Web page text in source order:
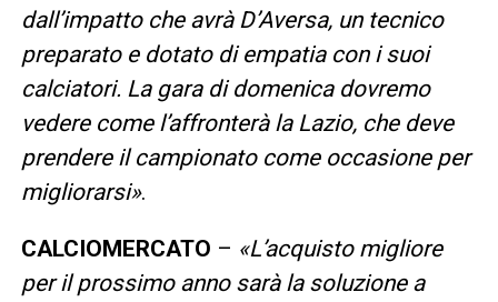
dall’impatto che avrà D’Aversa, un tecnico
preparato e dotato di empatia con i suoi
calciatori. La gara di domenica dovremo
vedere come l’affronterà la Lazio, che deve
prendere il campionato come occasione per
migliorarsi».
CALCIOMERCATO – «L’acquisto migliore
per il prossimo anno sarà la soluzione a